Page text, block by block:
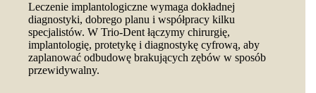
Leczenie implantologiczne wymaga dokładnej
diagnostyki, dobrego planu i współpracy kilku
specjalistów. W Trio-Dent łączymy chirurgię,
implantologię, protetykę i diagnostykę cyfrową, aby
zaplanować odbudowę brakujących zębów w sposób
przewidywalny.